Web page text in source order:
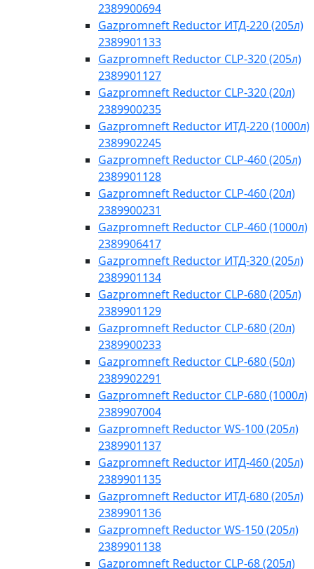
2389900694
Gazpromneft Reductor ИТД-220 (205л)
2389901133
Gazpromneft Reductor CLP-320 (205л)
2389901127
Gazpromneft Reductor CLP-320 (20л)
2389900235
Gazpromneft Reductor ИТД-220 (1000л)
2389902245
Gazpromneft Reductor CLP-460 (205л)
2389901128
Gazpromneft Reductor CLP-460 (20л)
2389900231
Gazpromneft Reductor CLP-460 (1000л)
2389906417
Gazpromneft Reductor ИТД-320 (205л)
2389901134
Gazpromneft Reductor CLP-680 (205л)
2389901129
Gazpromneft Reductor CLP-680 (20л)
2389900233
Gazpromneft Reductor CLP-680 (50л)
2389902291
Gazpromneft Reductor CLP-680 (1000л)
2389907004
Gazpromneft Reductor WS-100 (205л)
2389901137
Gazpromneft Reductor ИТД-460 (205л)
2389901135
Gazpromneft Reductor ИТД-680 (205л)
2389901136
Gazpromneft Reductor WS-150 (205л)
2389901138
Gazpromneft Reductor CLP-68 (205л)